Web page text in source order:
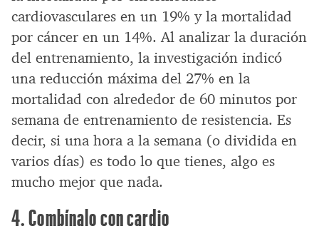
cardiovasculares en un 19% y la mortalidad
por cáncer en un 14%. Al analizar la duración
del entrenamiento, la investigación indicó
una reducción máxima del 27% en la
mortalidad con alrededor de 60 minutos por
semana de entrenamiento de resistencia. Es
decir, si una hora a la semana (o dividida en
varios días) es todo lo que tienes, algo es
mucho mejor que nada.
4. Combínalo con cardio